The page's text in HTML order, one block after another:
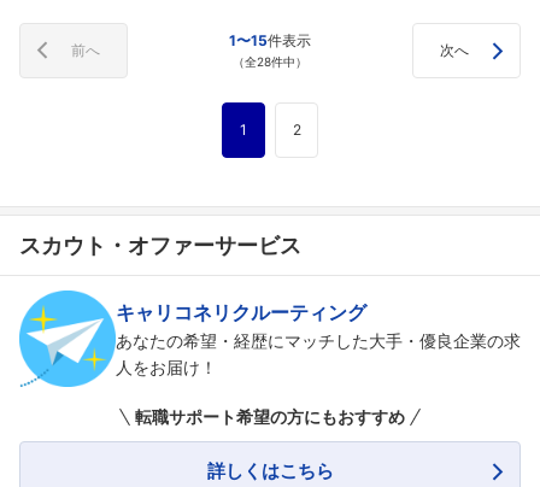
1〜15件表示
（全28件中）
前へ 次へ
1 2
スカウト・オファーサービス
キャリコネリクルーティング
あなたの希望・経歴にマッチした大手・優良企業の求
人をお届け！
転職サポート希望の方にもおすすめ
詳しくはこちら